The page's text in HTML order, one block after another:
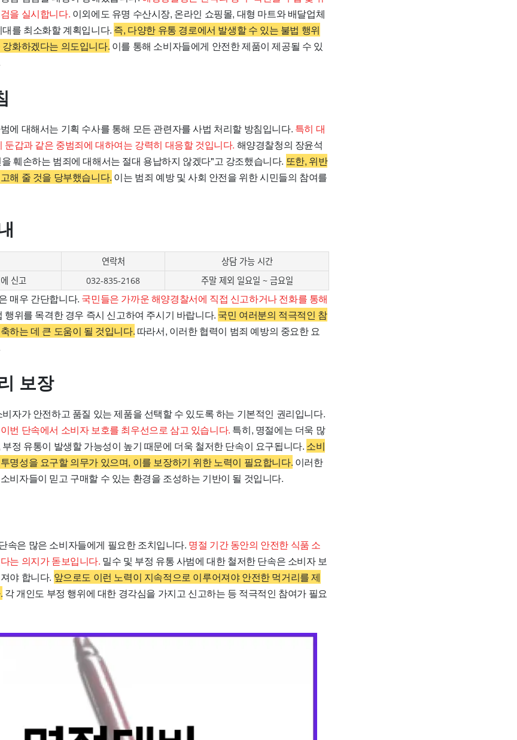
을 실시합니다. 이외에도 유명 수산시장, 온라인 쇼핑몰, 대형 마트와 배달업체
를 최소화할 계획입니다. 즉, 다양한 유통 경로에서 발생할 수 있는 불법 행위
화하겠다는 의도입니다. 이를 통해 소비자들에게 안전한 제품이 제공될 수 있
에 대해서는 기획 수사를 통해 모든 관련자를 사법 처리할 방침입니다. 특히 대
둔갑과 같은 중범죄에 대하여는 강력히 대응할 것입니다. 해양경찰청의 장윤석
훼손하는 범죄에 대해서는 절대 용납하지 않겠다"고 강조했습니다. 또한, 위반
해 줄 것을 당부했습니다. 이는 범죄 예방 및 사회 안전을 위한 시민들의 참여를
연락처
상담 가능 시간
신고
032-835-2168 주말 제외 일요일 ~ 금요일
매우 간단합니다. 국민들은 가까운 해양경찰서에 직접 신고하거나 전화를 통해
행위를 목격한 경우 즉시 신고하여 주시기 바랍니다. 국민 여러분의 적극적인 참
하는 데 큰 도움이 될 것입니다. 따라서, 이러한 협력이 범죄 예방의 중요한 요
보장
자가 안전하고 품질 있는 제품을 선택할 수 있도록 하는 기본적인 권리입니다.
번 단속에서 소비자 보호를 최우선으로 삼고 있습니다. 특히, 명절에는 더욱 많
정 유통이 발생할 가능성이 높기 때문에 더욱 철저한 단속이 요구됩니다. 소비
명성을 요구할 의무가 있으며, 이를 보장하기 위한 노력이 필요합니다. 이러한
비자들이 믿고 구매할 수 있는 환경을 조성하는 기반이 될 것입니다.
속은 많은 소비자들에게 필요한 조치입니다. 명절 기간 동안의 안전한 식품 소
는 의지가 돋보입니다. 밀수 및 부정 유통 사범에 대한 철저한 단속은 소비자 보
야 합니다. 앞으로도 이런 노력이 지속적으로 이루어져야 안전한 먹거리를 제
각 개인도 부정 행위에 대한 경각심을 가지고 신고하는 등 적극적인 참여가 필요